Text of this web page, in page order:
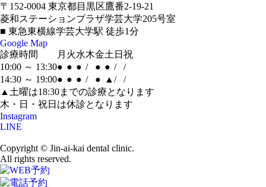
〒152-0004 東京都目黒区鷹番2-19-21
菱和ステーションプラザ学芸大学205号室
■ 東急東横線学芸大学駅 徒歩1分
Google Map
診療時間
月 火水木金土 日 祝
10:00 ～ 13:30● ● ● / ● ● /
/
14:30 ～ 19:00● ● ● / ● ▲ /
/
▲土曜は18:30までの診療となります
木・日・祝日は休診となります
Instagram
LINE
Copyright © Jin-ai-kai dental clinic.
All rights reserved.